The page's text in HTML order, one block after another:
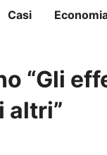
Casi
“Gli
altri”